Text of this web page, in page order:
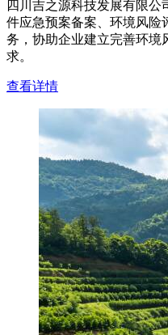
四川吉之源科技发展有限
件应急预案备案、环境风险
务，协助企业建立完善环境
求。
查看详情